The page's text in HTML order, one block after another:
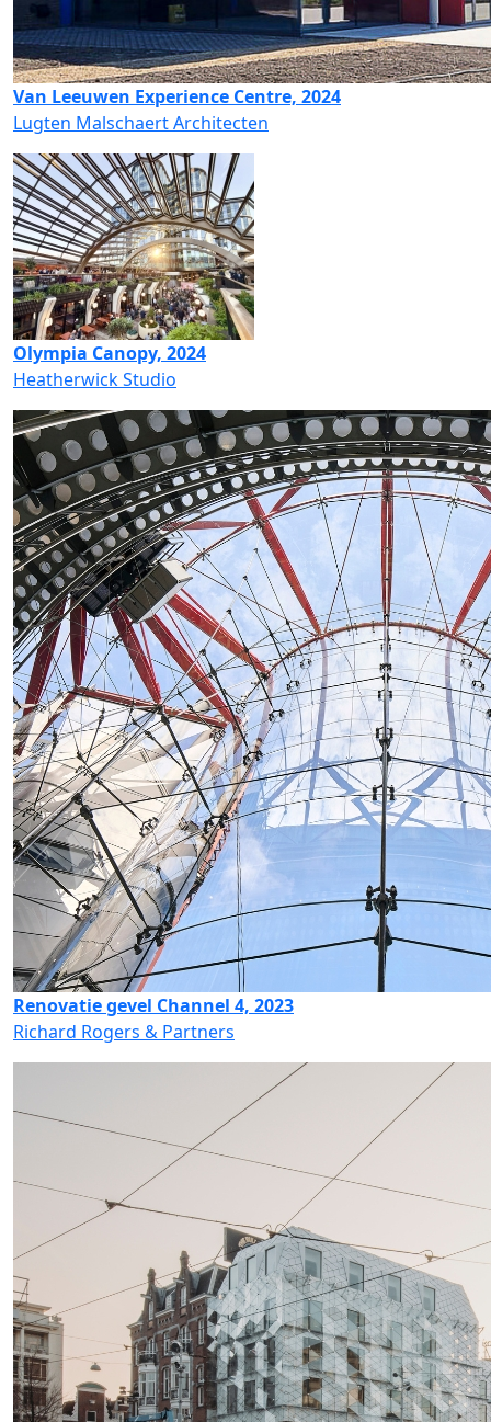
Van Leeuwen Experience Centre, 2024
Lugten Malschaert Architecten
Olympia Canopy, 2024
Heatherwick Studio
Renovatie gevel Channel 4, 2023
Richard Rogers & Partners